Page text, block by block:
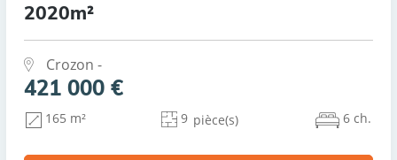
2020m²
Crozon -
421 000 €
165 m² 9 pièce(s) 6 ch.